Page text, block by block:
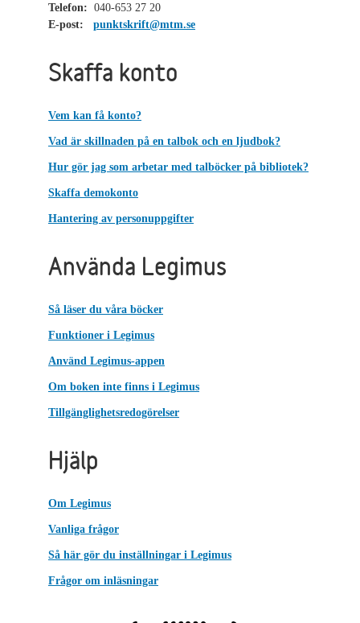
Telefon: 040-653 27 20
E-post:
punktskrift@mtm.se
Skaffa konto
Vem kan få konto?
Vad är skillnaden på en talbok och en ljudbok?
Hur gör jag som arbetar med talböcker på bibliotek?
Skaffa demokonto
Hantering av personuppgifter
Använda Legimus
Så läser du våra böcker
Funktioner i Legimus
Använd Legimus-appen
Om boken inte finns i Legimus
Tillgänglighetsredogörelser
Hjälp
Om Legimus
Vanliga frågor
Så här gör du inställningar i Legimus
Frågor om inläsningar